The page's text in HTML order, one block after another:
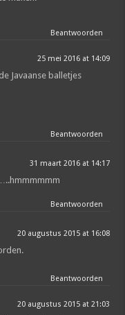
Beantwoorden
25 mei 2016 at 14:09
Javaanse balletjes
Beantwoorden
31 maart 2016 at 14:17
Beantwoorden
20 augustus 2015 at 16:08
Beantwoorden
20 augustus 2015 at 21:03